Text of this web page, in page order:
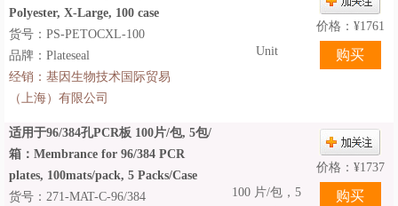
Polyester, X-Large, 100 case
Unit
价格： ¥1761
货号：PS-PETOCXL-100
品牌：Plateseal
经销： 基因生物技术国际贸易
（上海）有限公司
适用于96/384孔PCR板 100片/包, 5包/
箱：Membrance for 96/384 PCR
plates, 100mats/pack, 5 Packs/Case
100 片/包，5
价格： ¥1737
货号：271-MAT-C-96/384